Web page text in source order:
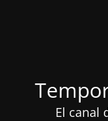
El canal